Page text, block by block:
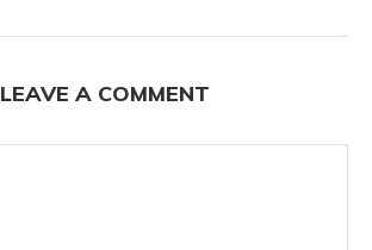
LEAVE A COMMENT